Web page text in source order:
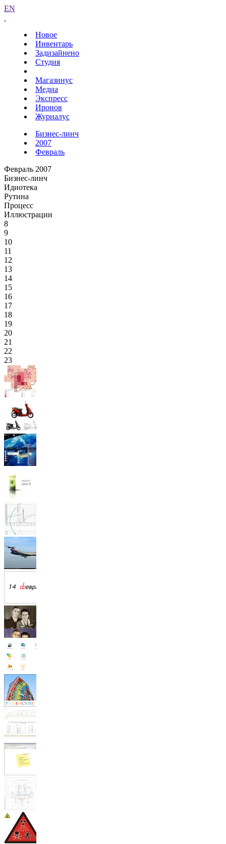
EN
Новое
Инвентарь
Задизайнено
Студия
Магазинус
Медиа
Экспресс
Иронов
Журналус
Бизнес-линч
2007
Февраль
Февраль 2007
Бизнес-линч
Идиотека
Рутина
Процесс
Иллюстрации
8
9
10
11
12
13
14
15
16
17
18
19
20
21
22
23